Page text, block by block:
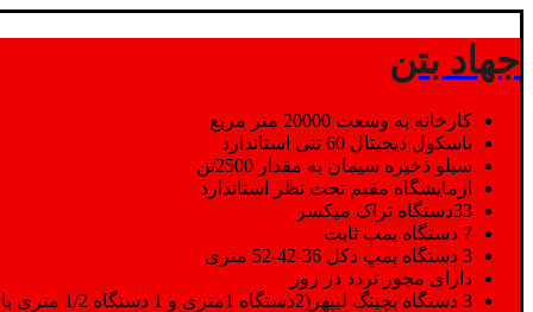
جهاد بتن
کارخانه به وسعت 20000 متر مربع
باسکول دیجیتال 60 تنی استاندارد
سیلو ذخیره سیمان به مقدار 2500تن
ازمایشگاه مقیم تحت نظر استاندارد
33دستگاه تراک میکسر
7 دستگاه پمپ ثابت
3 دستگاه پمپ دکل 36-42-52 متری
دارای مجوز تردد در روز
3 دستگاه بچینگ لیپهر(2دستگاه 1متری و 1 دستگاه 1/2 متری با توان تولید 150 متر مکعب در ساعت)